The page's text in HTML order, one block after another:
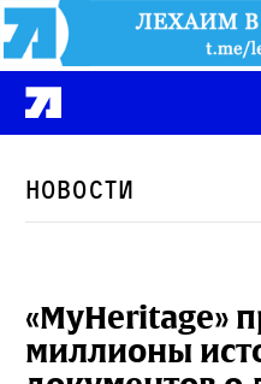
Новости
«MyHeritage»
миллионы